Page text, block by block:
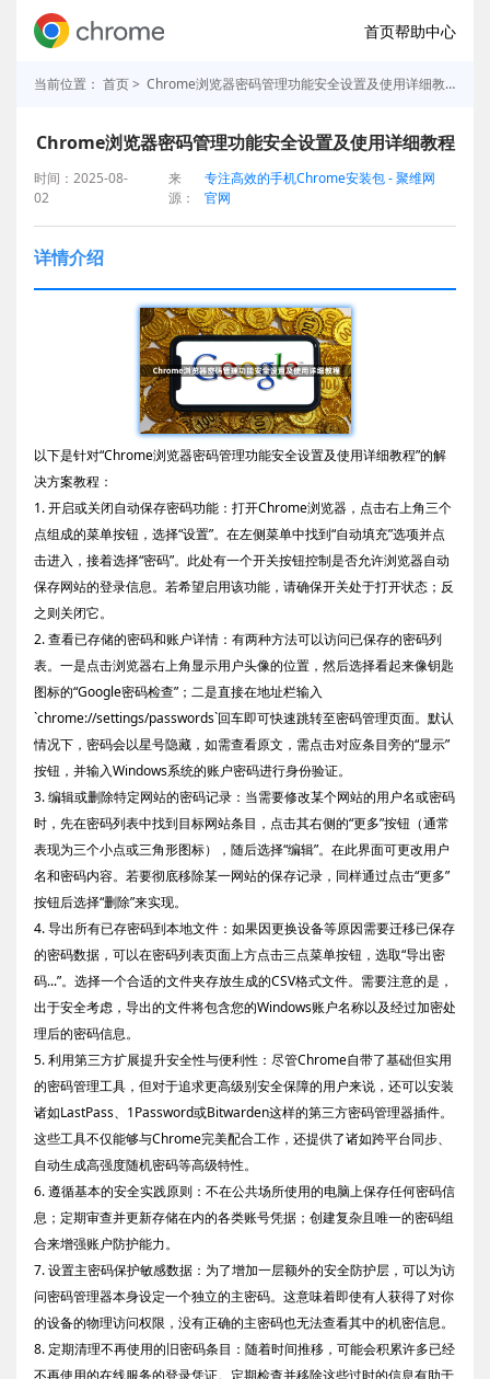
首页帮助中心
当前位置： 首页> Chrome浏览器密码管理功能安全设置及使用详细教程
Chrome浏览器密码管理功能安全设置及使用详细教程
时间：2025-08-
02
来
源：
专注高效的手机Chrome安装包 - 聚维网
官网
详情介绍
以下是针对“Chrome浏览器密码管理功能安全设置及使用详细教程”的解
决方案教程：
1. 开启或关闭自动保存密码功能：打开Chrome浏览器，点击右上角三个
点组成的菜单按钮，选择“设置”。在左侧菜单中找到“自动填充”选项并点
击进入，接着选择“密码”。此处有一个开关按钮控制是否允许浏览器自动
保存网站的登录信息。若希望启用该功能，请确保开关处于打开状态；反
之则关闭它。
2. 查看已存储的密码和账户详情：有两种方法可以访问已保存的密码列
表。一是点击浏览器右上角显示用户头像的位置，然后选择看起来像钥匙
图标的“Google密码检查”；二是直接在地址栏输入
`chrome://settings/passwords`回车即可快速跳转至密码管理页面。默认
情况下，密码会以星号隐藏，如需查看原文，需点击对应条目旁的“显示”
按钮，并输入Windows系统的账户密码进行身份验证。
3. 编辑或删除特定网站的密码记录：当需要修改某个网站的用户名或密码
时，先在密码列表中找到目标网站条目，点击其右侧的“更多”按钮（通常
表现为三个小点或三角形图标），随后选择“编辑”。在此界面可更改用户
名和密码内容。若要彻底移除某一网站的保存记录，同样通过点击“更多”
按钮后选择“删除”来实现。
4. 导出所有已存密码到本地文件：如果因更换设备等原因需要迁移已保存
的密码数据，可以在密码列表页面上方点击三点菜单按钮，选取“导出密
码...”。选择一个合适的文件夹存放生成的CSV格式文件。需要注意的是，
出于安全考虑，导出的文件将包含您的Windows账户名称以及经过加密处
理后的密码信息。
5. 利用第三方扩展提升安全性与便利性：尽管Chrome自带了基础但实用
的密码管理工具，但对于追求更高级别安全保障的用户来说，还可以安装
诸如LastPass、1Password或Bitwarden这样的第三方密码管理器插件。
这些工具不仅能够与Chrome完美配合工作，还提供了诸如跨平台同步、
自动生成高强度随机密码等高级特性。
6. 遵循基本的安全实践原则：不在公共场所使用的电脑上保存任何密码信
息；定期审查并更新存储在内的各类账号凭据；创建复杂且唯一的密码组
合来增强账户防护能力。
7. 设置主密码保护敏感数据：为了增加一层额外的安全防护层，可以为访
问密码管理器本身设定一个独立的主密码。这意味着即使有人获得了对你
的设备的物理访问权限，没有正确的主密码也无法查看其中的机密信息。
8. 定期清理不再使用的旧密码条目：随着时间推移，可能会积累许多已经